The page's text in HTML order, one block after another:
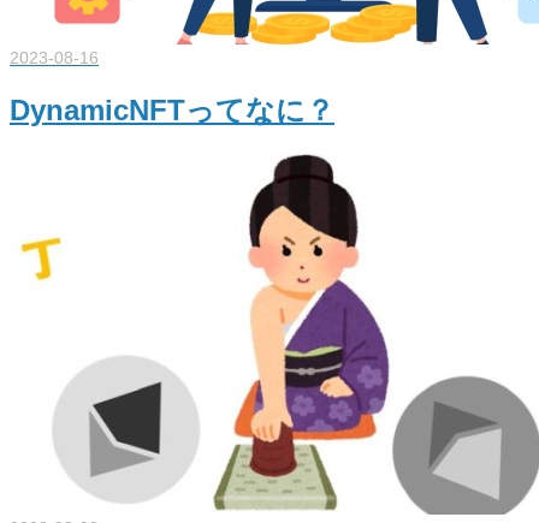
2023-08-16
DynamicNFTってなに？